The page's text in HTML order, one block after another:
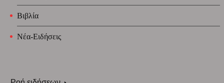
Βιβλία
Νέα-Ειδήσεις